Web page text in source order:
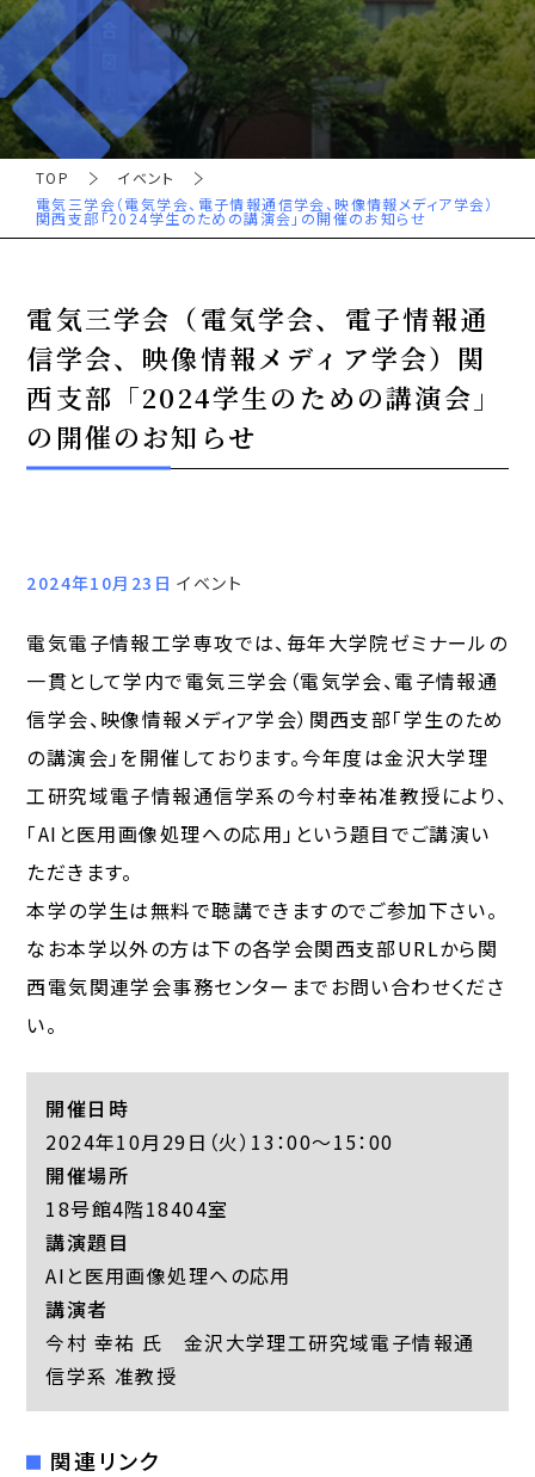
TOP
イベント
電気三学会（電気学会、電子情報通信学会、映像情報メディア学会）
関西支部「2024学生のための講演会」の開催のお知らせ
電気三学会（電気学会、電子情報通
信学会、映像情報メディア学会）関
西支部「2024学生のための講演会」
の開催のお知らせ
2024年10月23日イベント
電気電子情報工学専攻では、毎年大学院ゼミナールの
一貫として学内で電気三学会（電気学会、電子情報通
信学会、映像情報メディア学会）関西支部「学生のため
の講演会」を開催しております。今年度は金沢大学理
工研究域電子情報通信学系の今村幸祐准教授により、
「AIと医用画像処理への応用」という題目でご講演い
ただきます。
本学の学生は無料で聴講できますのでご参加下さい。
なお本学以外の方は下の各学会関西支部URLから関
西電気関連学会事務センターまでお問い合わせくださ
い。
開催日時
2024年10月29日（火）13：00～15：00
開催場所
18号館4階18404室
講演題目
AIと医用画像処理への応用
講演者
今村 幸祐 氏 金沢大学理工研究域電子情報通
信学系 准教授
関連リンク